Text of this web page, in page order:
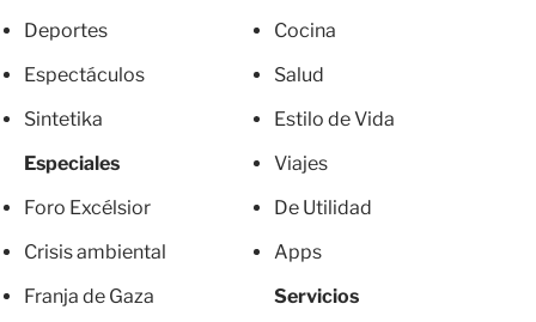
Deportes
Espectáculos
Sintetika
Especiales
Foro Excélsior
Crisis ambiental
Franja de Gaza
Cocina
Salud
Estilo de Vida
Viajes
De Utilidad
Apps
Servicios